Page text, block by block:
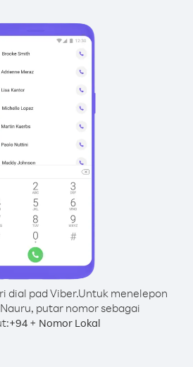
dial pad Viber.Untuk menelepon
putar nomor sebagai
+94+ Nomor Lokal